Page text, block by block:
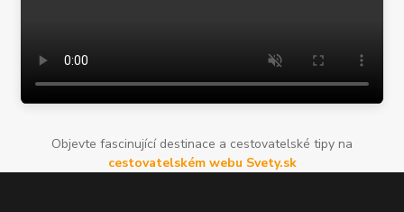
Objevte fascinující destinace a cestovatelské tipy na
cestovatelském webu Svety.sk